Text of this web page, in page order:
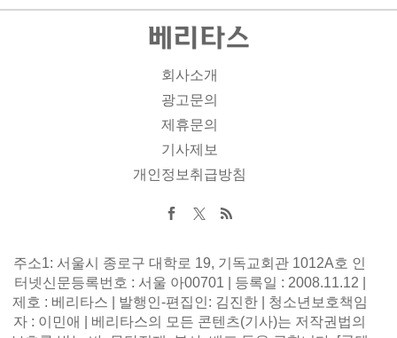
회사소개
광고문의
제휴문의
기사제보
개인정보취급방침
주소1: 서울시 종로구 대학로 19, 기독교회관 1012A호 인
터넷신문등록번호 : 서울 아00701 | 등록일 : 2008.11.12 |
제호 : 베리타스 | 발행인-편집인: 김진한 | 청소년보호책임
자 : 이민애 | 베리타스의 모든 콘텐츠(기사)는 저작권법의